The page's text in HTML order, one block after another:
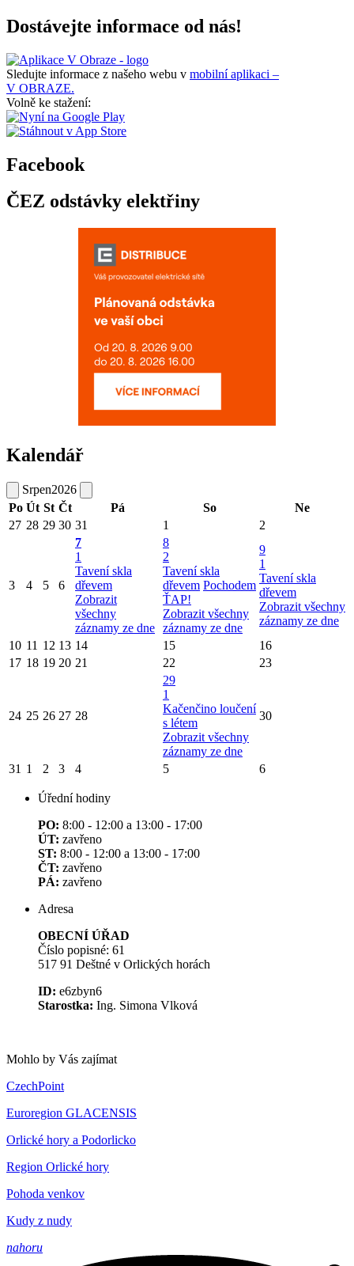
Dostávejte informace od nás!
Sledujte informace z našeho webu v mobilní aplikaci –
V OBRAZE.
Volně ke stažení:
Facebook
ČEZ odstávky elektřiny
Kalendář
Srpen2026
Po Út St Čt Pá So
Ne
27 28 29 30 31 1 2
3 4 5 6
7
1
Tavení skla
dřevem
Zobrazit
všechny
záznamy ze dne
8
2
Tavení skla
dřevem Pochodem
ŤAP!
Zobrazit všechny
záznamy ze dne
9
1
Tavení skla
dřevem
Zobrazit všechny
záznamy ze dne
10 11 12 13 14 15
16
17 18 19 20 21 22 23
24 25 26 27 28
29
1
Kačenčino loučení
s létem
Zobrazit všechny
záznamy ze dne
30
31 1 2 3 4 5 6
Úřední hodiny
PO: 8:00 - 12:00 a 13:00 - 17:00
ÚT: zavřeno
ST: 8:00 - 12:00 a 13:00 - 17:00
ČT: zavřeno
PÁ: zavřeno
Adresa
OBECNÍ ÚŘAD
Číslo popisné: 61
517 91 Deštné v Orlických horách
ID: e6zbyn6
Starostka: Ing. Simona Vlková
Mohlo by Vás zajímat
CzechPoint
Euroregion GLACENSIS
Orlické hory a Podorlicko
Region Orlické hory
Pohoda venkov
Kudy z nudy
nahoru